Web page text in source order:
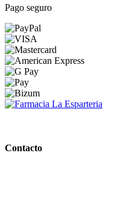
Pago seguro
Contacto